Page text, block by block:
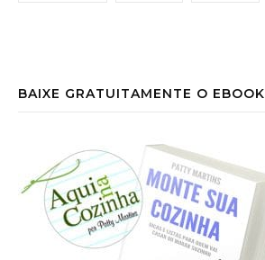
BAIXE GRATUITAMENTE O EBOOK